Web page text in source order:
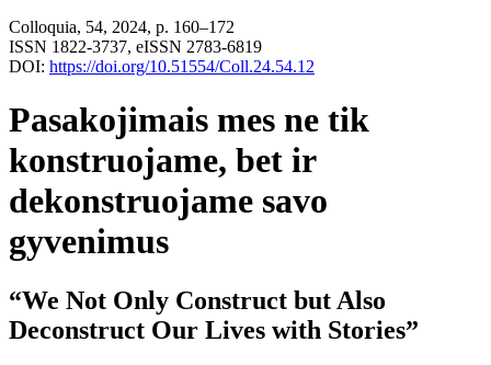
Colloquia, 54, 2024, p. 160–172
ISSN 1822-3737, eISSN 2783-6819
DOI: https://doi.org/10.51554/Coll.24.54.12
Pasakojimais mes ne tik
konstruojame, bet ir
dekonstruojame savo
gyvenimus
“We Not Only Construct but Also
Deconstruct Our Lives with Stories”